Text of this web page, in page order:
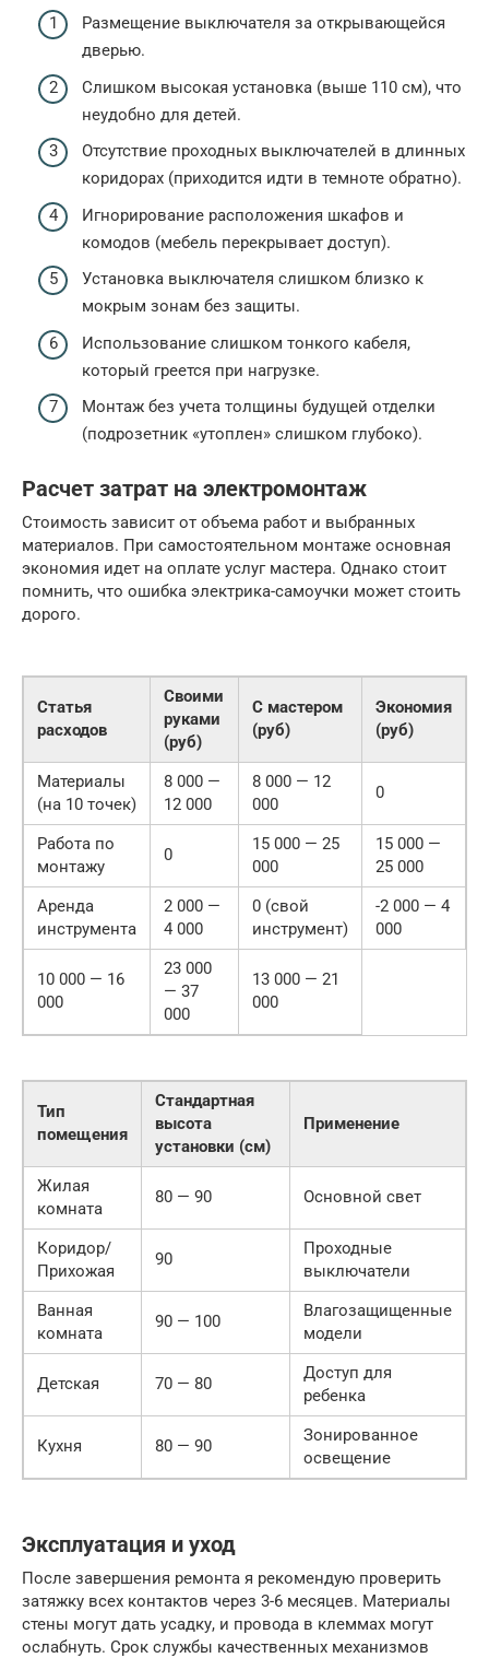
Размещение выключателя за открывающейся
дверью.
Слишком высокая установка (выше 110 см), что
неудобно для детей.
Отсутствие проходных выключателей в длинных
коридорах (приходится идти в темноте обратно).
Игнорирование расположения шкафов и
комодов (мебель перекрывает доступ).
Установка выключателя слишком близко к
мокрым зонам без защиты.
Использование слишком тонкого кабеля,
который греется при нагрузке.
Монтаж без учета толщины будущей отделки
(подрозетник «утоплен» слишком глубоко).
Расчет затрат на электромонтаж
Стоимость зависит от объема работ и выбранных
материалов. При самостоятельном монтаже основная
экономия идет на оплате услуг мастера. Однако стоит
помнить, что ошибка электрика-самоучки может стоить
дорого.
Статья
расходов
Своими
руками
(руб)
С мастером
(руб)
Экономия
(руб)
Материалы
(на 10 точек)
8 000 —
12 000
8 000 — 12
000
0
Работа по
монтажу
0
15 000 — 25
000
15 000 —
25 000
Аренда
инструмента
2 000 —
4 000
0 (свой
инструмент)
-2 000 — 4
000
10 000 — 16
000
23 000
— 37
000
13 000 — 21
000
Тип
помещения
Стандартная
высота
установки (см)
Применение
Жилая
комната
80 — 90 Основной свет
Коридор/
Прихожая
90
Проходные
выключатели
Ванная
комната
90 — 100
Влагозащищенные
модели
Детская 70 — 80
Доступ для
ребенка
Кухня 80 — 90
Зонированное
освещение
Эксплуатация и уход
После завершения ремонта я рекомендую проверить
затяжку всех контактов через 3-6 месяцев. Материалы
стены могут дать усадку, и провода в клеммах могут
ослабнуть. Срок службы качественных механизмов